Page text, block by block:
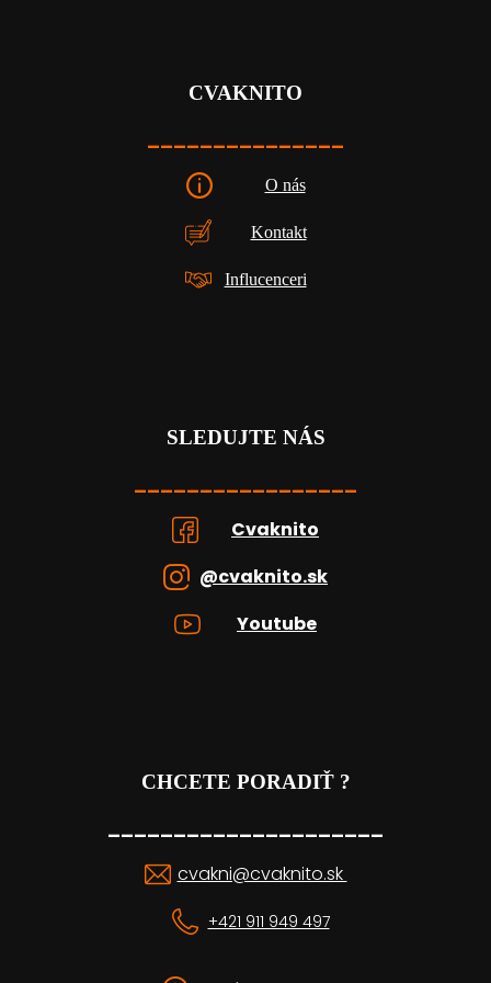
CVAKNITO
_______________
O nás
Kontakt
Influcenceri
SLEDUJTE NÁS
_________________
Cvaknito
@cvaknito.sk
Youtube
CHCETE PORADIŤ ?
_____________________
cvakni@cvaknito.sk
+421 911 949 497